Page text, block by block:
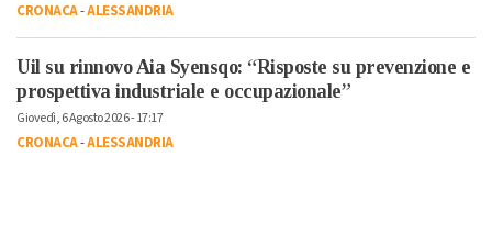
CRONACA-ALESSANDRIA
Uil su rinnovo Aia Syensqo: “Risposte su prevenzione e
prospettiva industriale e occupazionale”
Giovedì, 6 Agosto 2026 - 17:17
CRONACA-ALESSANDRIA